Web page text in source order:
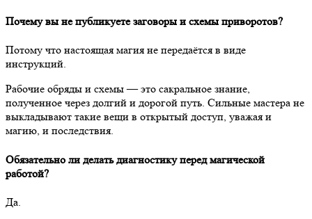
Почему вы не публикуете заговоры и схемы приворотов?
Потому что настоящая магия не передаётся в виде
инструкций.
Рабочие обряды и схемы — это сакральное знание,
полученное через долгий и дорогой путь. Сильные мастера не
выкладывают такие вещи в открытый доступ, уважая и
магию, и последствия.
Обязательно ли делать диагностику перед магической
работой?
Да.